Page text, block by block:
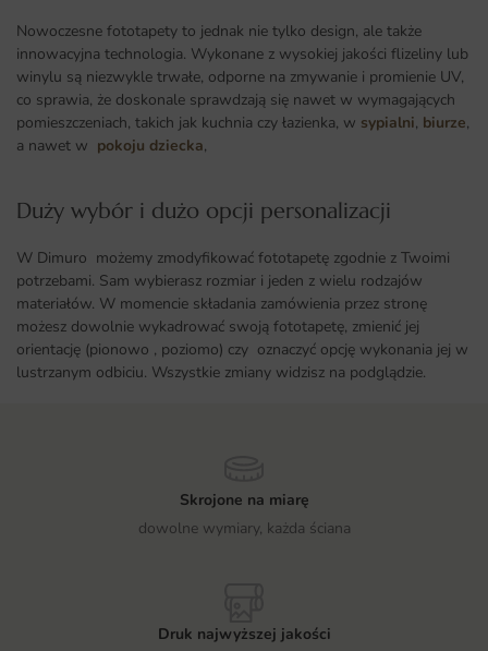
Nowoczesne fototapety to jednak nie tylko design, ale także
innowacyjna technologia. Wykonane z wysokiej jakości flizeliny lub
winylu są niezwykle trwałe, odporne na zmywanie i promienie UV,
co sprawia, że doskonale sprawdzają się nawet w wymagających
pomieszczeniach, takich jak kuchnia czy łazienka, w sypialni, biurze,
a nawet w pokoju dziecka,
Duży wybór i dużo opcji personalizacji ​
W Dimuro możemy zmodyfikować fototapetę zgodnie z Twoimi
potrzebami. Sam wybierasz rozmiar i jeden z wielu rodzajów
materiałów. W momencie składania zamówienia przez stronę
możesz dowolnie wykadrować swoją fototapetę, zmienić jej
orientację (pionowo , poziomo) czy oznaczyć opcję wykonania jej w
lustrzanym odbiciu. Wszystkie zmiany widzisz na podglądzie.
Skrojone na miarę
dowolne wymiary, każda ściana
Druk najwyższej jakości